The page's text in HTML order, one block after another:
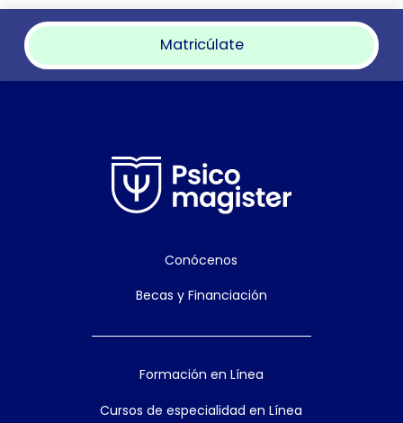
Matricúlate
Conócenos
Becas y Financiación
Formación en Línea
Cursos de especialidad en Línea